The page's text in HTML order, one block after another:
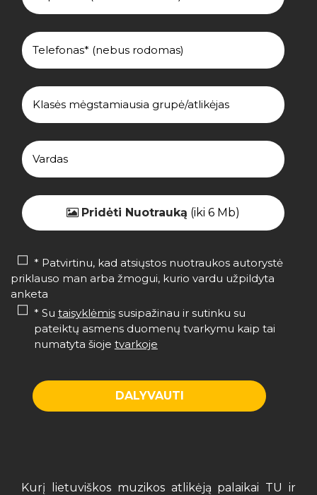
Pridėti Nuotrauką (iki 6 Mb)
* Patvirtinu, kad atsiųstos nuotraukos autorystė
priklauso man arba žmogui, kurio vardu užpildyta
anketa
* Su taisyklėmissusipažinau ir sutinku su
pateiktų asmens duomenų tvarkymu kaip tai
numatyta šioje tvarkoje
Kurį lietuviškos muzikos atlikėją palaikai TU ir